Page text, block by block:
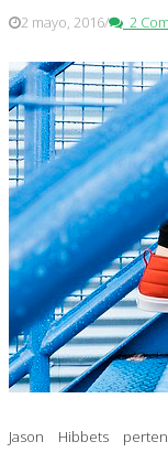
2 mayo, 2016/ 2
Jason Hibbets